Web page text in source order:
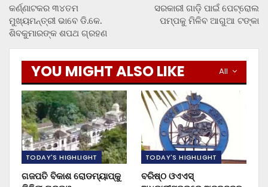
କର୍ଣ୍ଣାଟକର ୩୪ତମ
ମୁଖ୍ୟମନ୍ତ୍ରୀ ଭାବେ ଡି.କେ.
ଶିବକୁମାରଙ୍କ ଶପଥ ଗ୍ରହଣ
ସରକାରୀ ଗାଡ଼ି ପାଇଁ ପେଟ୍ରୋଲ
ପମ୍ପକୁ ମିଳିବ ଆଗୁଆ ଟଙ୍କା
All
YOU MIGHT ALSO LIKE
TODAY'S HIGHLIGHT
ଗଜପତି ବିକାଶ ରୋଡମ୍ୟାପ୍‌କୁ
TODAY'S HIGHLIGHT
ବରିଷ୍ଠ ଓଏଏସ୍‌